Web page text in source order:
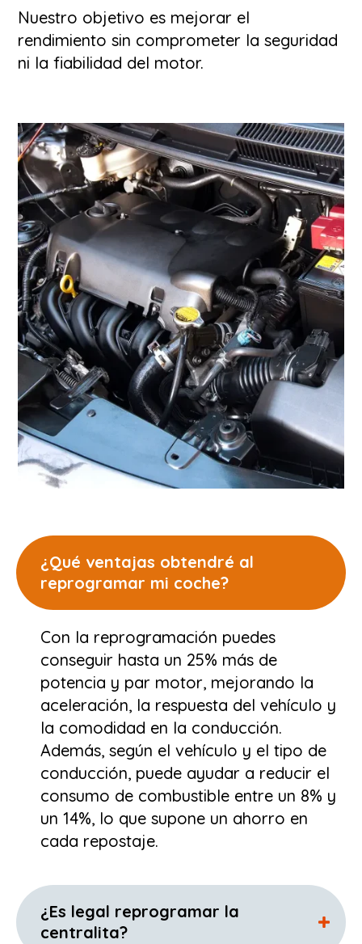
Nuestro objetivo es mejorar el
rendimiento sin comprometer la seguridad
ni la fiabilidad del motor.
¿Qué ventajas obtendré al
reprogramar mi coche?
Con la reprogramación puedes
conseguir hasta un 25% más de
potencia y par motor, mejorando la
aceleración, la respuesta del vehículo y
la comodidad en la conducción.
Además, según el vehículo y el tipo de
conducción, puede ayudar a reducir el
consumo de combustible entre un 8% y
un 14%, lo que supone un ahorro en
cada repostaje.
¿Es legal reprogramar la
centralita?